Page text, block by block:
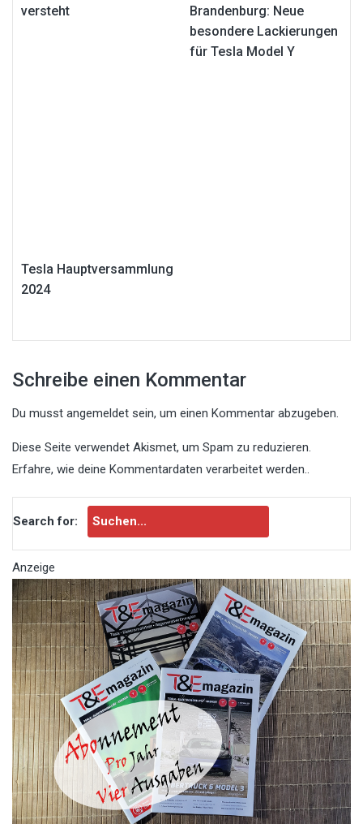
versteht
Brandenburg: Neue
besondere Lackierungen
für Tesla Model Y
Tesla Hauptversammlung
2024
Schreibe einen Kommentar
Du musst angemeldet sein, um einen Kommentar abzugeben.
Diese Seite verwendet Akismet, um Spam zu reduzieren.
Erfahre, wie deine Kommentardaten verarbeitet werden..
Search for:
Anzeige